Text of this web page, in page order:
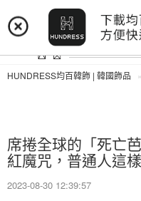
登入 註冊
HUNDRESS均百韓飾 | 韓國飾品
席捲全球的「死亡
紅魔咒，普通人這
2023-08-30 12:39:57